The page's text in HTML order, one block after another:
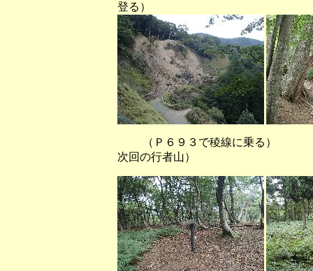
登る）
（Ｐ６９３で稜線に乗る）
次回の行者山）